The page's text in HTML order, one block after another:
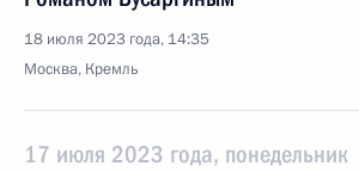
18 июля 2023 года, 14:35
Москва, Кремль
17 июля 2023 года, понедельник